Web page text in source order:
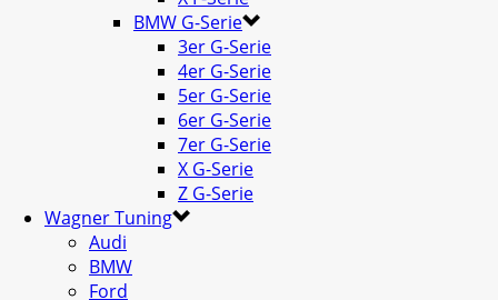
BMW G-Serie
3er G-Serie
4er G-Serie
5er G-Serie
6er G-Serie
7er G-Serie
X G-Serie
Z G-Serie
Wagner Tuning
Audi
BMW
Ford